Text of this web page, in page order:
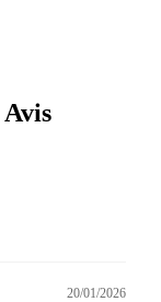
Avis
20/01/2026